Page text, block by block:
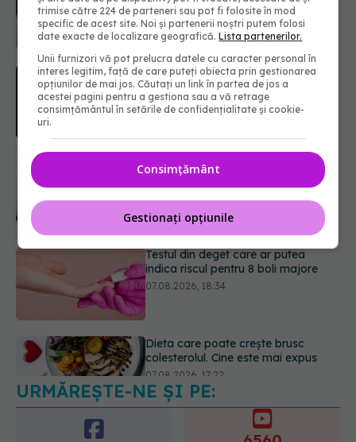
este "codul cromatic" al generațiilor
07.08.2026, 21:29
EXCLUSIV Cancerele care pot fi
prevenite. Dr. Sorin Bogdan
(SANADOR): Au metode de
prevenție
Testul din deget care ar putea
indica riscul pentru 8 boli majore
Dieta care poate crește brusc
colesterolul. Cine este mai expus
07.08.2026, 17:22
Ceaiul care ajută organismul să
lupte cu inflamația. Poate regla
glicemia și colesterolul
08.08.2026, 09:00
URMĂREȘTE-NE ȘI PE:
URMĂRITORI
trimise către 224 de parteneri sau pot fi folosite în mod
specific de acest site. Noi și partenerii noștri putem folosi
date exacte de localizare geografică.Lista partenerilor.
Unii furnizori vă pot prelucra datele cu caracter personal în
interes legitim, față de care puteți obiecta prin gestionarea
opțiunilor de mai jos. Căutați un link în partea de jos a
acestei pagini pentru a gestiona sau a vă retrage
consimțământul în setările de confidențialitate și cookie-
uri.
Consimțământ
Gestionați opțiunile